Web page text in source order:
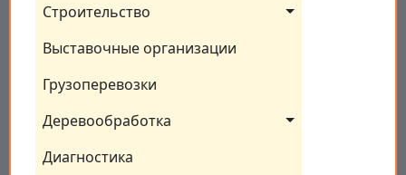
Строительство
Выставочные организации
Грузоперевозки
Деревообработка
Диагностика